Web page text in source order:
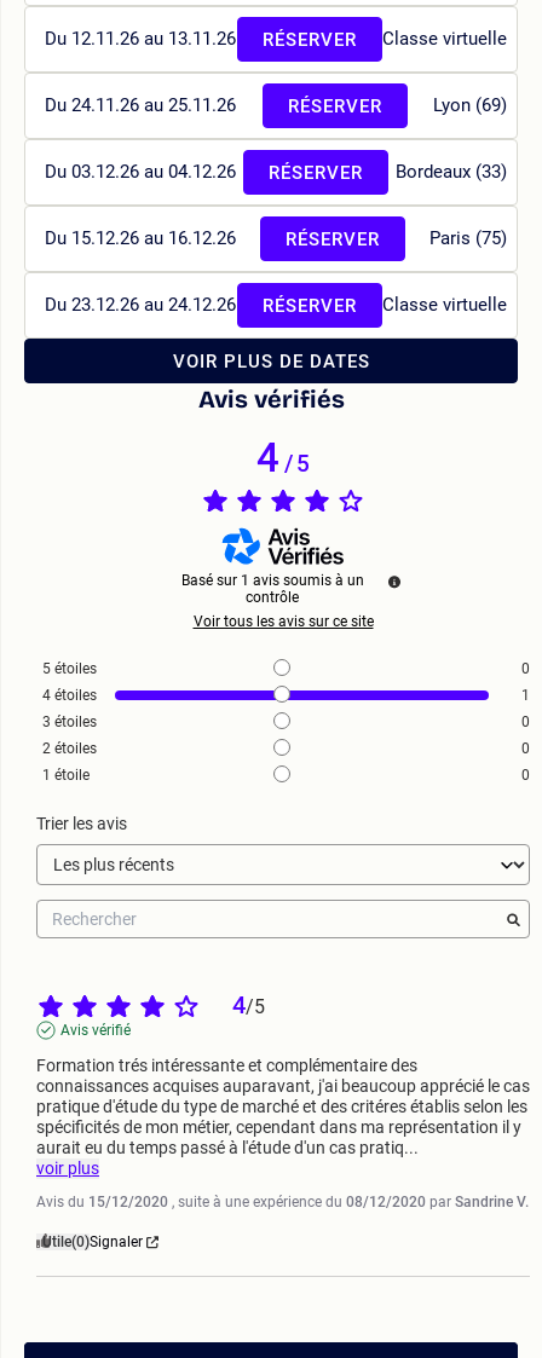
Du 12.11.26 au 13.11.26 Classe virtuelle
RÉSERVER
Du 24.11.26 au 25.11.26 Lyon (69)
RÉSERVER
Du 03.12.26 au 04.12.26 Bordeaux (33)
RÉSERVER
Du 15.12.26 au 16.12.26 Paris (75)
RÉSERVER
Du 23.12.26 au 24.12.26 Classe virtuelle
RÉSERVER
VOIR PLUS DE DATES
Avis vérifiés
4/5
Basé sur 1 avis soumis à un
contrôle
Voir tous les avis sur ce site
5 étoiles
0
4 étoiles
1
3 étoiles
0
2 étoiles
0
1 étoile 0
Trier les avis
4/5
Avis vérifié
Formation trés intéressante et complémentaire des
connaissances acquises auparavant, j'ai beaucoup apprécié le cas
pratique d'étude du type de marché et des critéres établis selon les
spécificités de mon métier, cependant dans ma représentation il y
aurait eu du temps passé à l'étude d'un cas pratiq...
voir plus
Avis du 15/12/2020 , suite à une expérience du 08/12/2020 par Sandrine V.
Utile(0)Signaler